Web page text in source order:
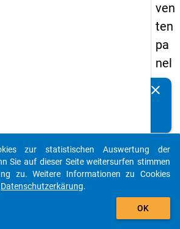
ven
ten
pa
nel
s
-
zw
eit
clear
auto_stories
add_shopping_cart
zur statistischen Auswertung der
Sie auf dieser Seite weitersurfen stimmen
zu. Weitere Informationen zu Cookies
Datenschutzerkärung.
OK